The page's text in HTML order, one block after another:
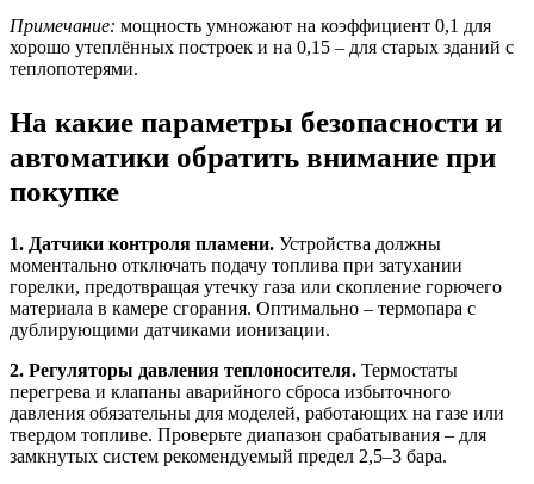
Примечание: мощность умножают на коэффициент 0,1 для
хорошо утеплённых построек и на 0,15 – для старых зданий с
теплопотерями.
На какие параметры безопасности и
автоматики обратить внимание при
покупке
1. Датчики контроля пламени. Устройства должны
моментально отключать подачу топлива при затухании
горелки, предотвращая утечку газа или скопление горючего
материала в камере сгорания. Оптимально – термопара с
дублирующими датчиками ионизации.
2. Регуляторы давления теплоносителя. Термостаты
перегрева и клапаны аварийного сброса избыточного
давления обязательны для моделей, работающих на газе или
твердом топливе. Проверьте диапазон срабатывания – для
замкнутых систем рекомендуемый предел 2,5–3 бара.